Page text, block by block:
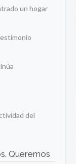
un hogar
del
Queremos